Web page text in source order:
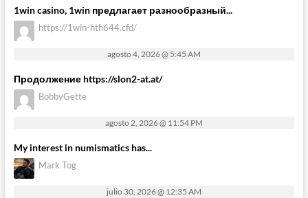
1win casino, 1win предлагает разнообразный...
https://1win-hth644.cfd/
agosto 4, 2026 @ 5:45 AM
Продолжение https://slon2-at.at/
BobbyGette
agosto 2, 2026 @ 11:54 PM
My interest in numismatics has...
Mark Tog
julio 30, 2026 @ 12:35 AM